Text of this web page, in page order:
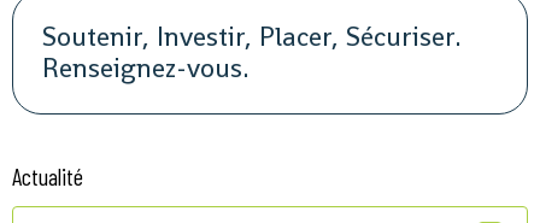
Soutenir, Investir, Placer, Sécuriser.
Renseignez-vous.
Actualité